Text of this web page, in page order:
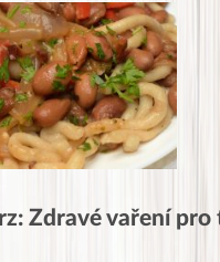
Zdravé vaření pro